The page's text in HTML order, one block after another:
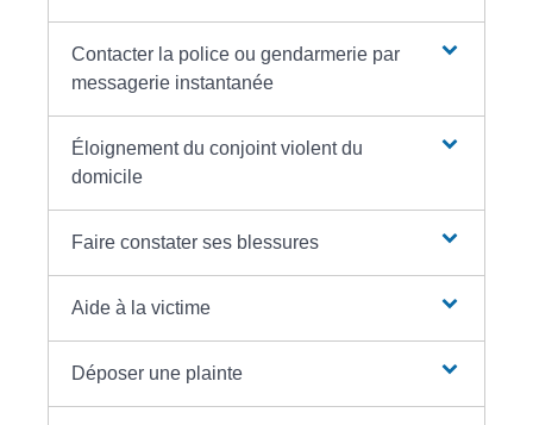
Contacter la police ou gendarmerie par
messagerie instantanée
Éloignement du conjoint violent du
domicile
Faire constater ses blessures
Aide à la victime
Déposer une plainte